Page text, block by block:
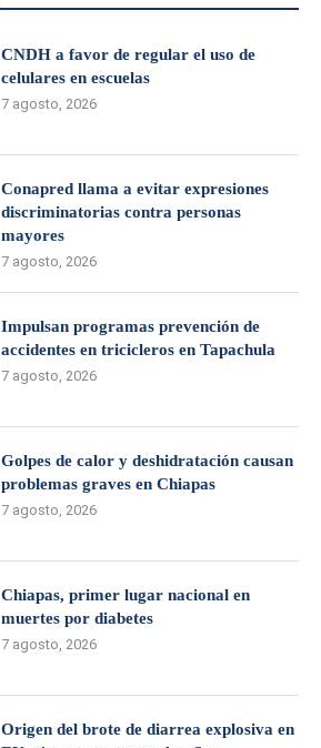
CNDH a favor de regular el uso de
celulares en escuelas
7 agosto, 2026
Conapred llama a evitar expresiones
discriminatorias contra personas
mayores
7 agosto, 2026
Impulsan programas prevención de
accidentes en tricicleros en Tapachula
7 agosto, 2026
Golpes de calor y deshidratación causan
problemas graves en Chiapas
7 agosto, 2026
Chiapas, primer lugar nacional en
muertes por diabetes
7 agosto, 2026
Origen del brote de diarrea explosiva en